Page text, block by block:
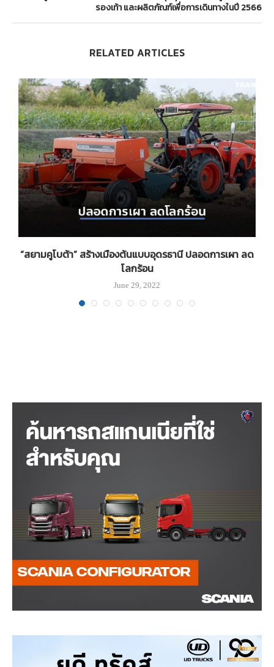
รองเท้า และผลิตภัณฑ์เพื่อการเดินทางในปี 2566
RELATED ARTICLES
“สยามคูโบต้า” สร้างเมืองต้นแบบอุดรธานี ปลอดการเผา ลด
โลกร้อน
June 29, 2022